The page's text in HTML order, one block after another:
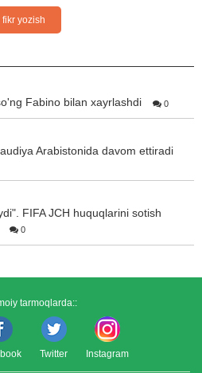
fikr yozish
Fabino bilan xayrlashdi 0
Arabistonida davom ettiradi
FIFA JCH huquqlarini sotish
0
tarmoqlarda::
Twitter Instagram